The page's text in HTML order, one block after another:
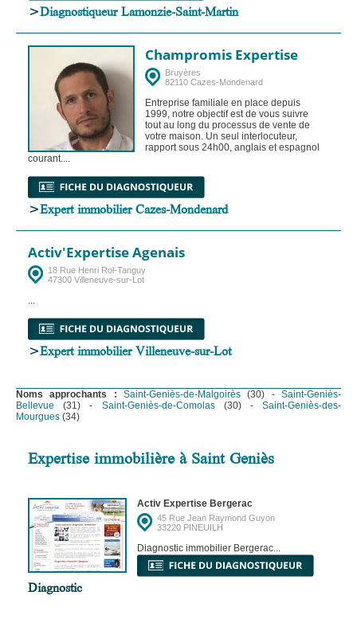
>Diagnostiqueur Lamonzie-Saint-Martin
Champromis Expertise
Bruyères
82110 Cazes-Mondenard
Entreprise familiale en place depuis
1999, notre objectif est de vous suivre
tout au long du processus de vente de
votre maison. Un seul interlocuteur,
rapport sous 24h00, anglais et espagnol
courant....
>Expert immobilier Cazes-Mondenard
Activ'Expertise Agenais
18 Rue Henri Rol-Tanguy
47300 Villeneuve-sur-Lot
...
>Expert immobilier Villeneuve-sur-Lot
Noms approchants : Saint-Geniès-de-Malgoirès (30) - Saint-Geniès-
Bellevue (31) - Saint-Geniès-de-Comolas(30) - Saint-Geniès-des-
Mourgues (34)
Expertise immobilière à Saint Geniès
Activ Expertise Bergerac
45 Rue Jean Raymond Guyon
33220 PINEUILH
Diagnostic immobilier Bergerac...
Diagnostic